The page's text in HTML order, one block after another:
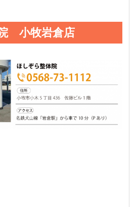
小牧岩倉店